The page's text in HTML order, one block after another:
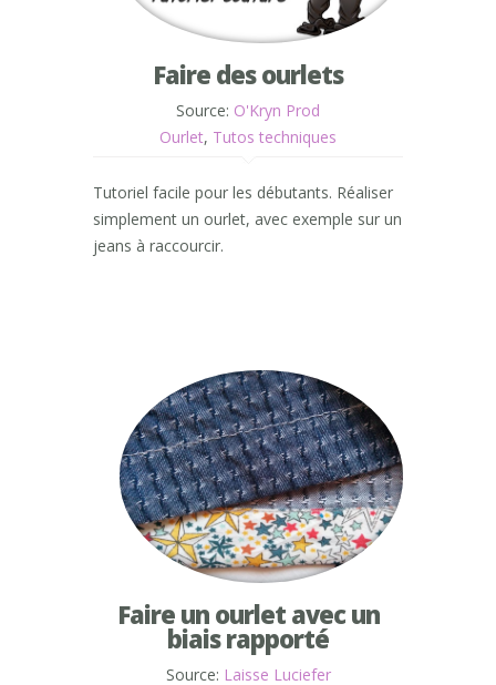
Faire des ourlets
Source: O'Kryn Prod
Ourlet, Tutos techniques
Tutoriel facile pour les débutants. Réaliser
simplement un ourlet, avec exemple sur un
jeans à raccourcir.
Faire un ourlet avec un
biais rapporté
Source: Laisse Luciefer